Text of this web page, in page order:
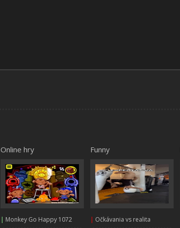
Online hry
| Monkey Go Happy 1072
Funny
| Očkávania vs realita